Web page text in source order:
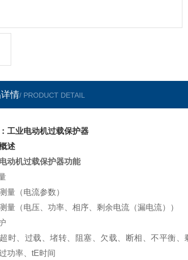
情/ PRODUCT DETAIL
工业电动机过载保护器
述
动机过载保护器功能
量（电流参数）
量（电压、功率、相序、剩余电流（漏电流））
时、过载、堵转、阻塞、欠载、断相、不平衡
功率、tE时间